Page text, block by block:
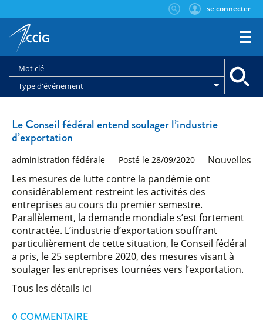
se connecter
Type d'événement
Le Conseil fédéral entend soulager l’industrie
d’exportation
administration fédérale Posté le 28/09/2020
Nouvelles
Les mesures de lutte contre la pandémie ont
considérablement restreint les activités des
entreprises au cours du premier semestre.
Parallèlement, la demande mondiale s’est fortement
contractée. L’industrie d’exportation souffrant
particulièrement de cette situation, le Conseil fédéral
a pris, le 25 septembre 2020, des mesures visant à
soulager les entreprises tournées vers l’exportation.
Tous les détails ici
0 COMMENTAIRE